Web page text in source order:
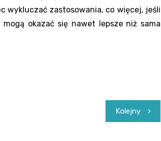
wykluczać zastosowania, co więcej, jeśli
okazać się nawet lepsze niż sama
Kolejny